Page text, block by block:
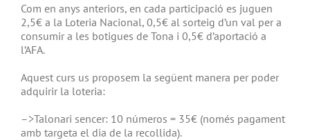
Com en anys anteriors, en cada participació es juguen
2,5€ a la Loteria Nacional, 0,5€ al sorteig d’un val per a
consumir a les botigues de Tona i 0,5€ d’aportació a
l’AFA.
Aquest curs us proposem la següent manera per poder
adquirir la loteria:
–>Talonari sencer: 10 números = 35€ (només pagament
amb targeta el dia de la recollida).